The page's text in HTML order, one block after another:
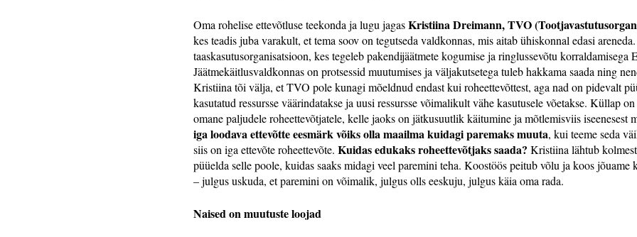
Oma rohelise ettevõtluse teekonda ja lugu jagasKristiina Dreimann, TVO
kes teadis juba varakult, et tema soov on tegutseda valdkonnas, mis aitab ühiskonnal edasi
taaskasutusorganisatsioon, kes tegeleb pakendijäätmete kogumise ja ringlussevõtu korraldamisega
Jäätmekäitlusvaldkonnas on protsessid muutumises ja väljakutsetega tuleb hakkama saada ning
Kristiina tõi välja, et TVO pole kunagi mõeldnud endast kui roheettevõttest, aga nad on pidevalt
kasutatud ressursse väärindatakse ja uusi ressursse võimalikult vähe kasutusele võetakse. Küllap
omane paljudele roheettevõtjatele, kelle jaoks on jätkusuutlik käitumine ja mõtlemisviis iseenesest
iga loodava ettevõtte eesmärk võiks olla maailma kuidagi paremaks muuta, kui teeme seda
siis on iga ettevõte roheettevõte. Kuidas edukaks roheettevõtjaks saada? Kristiina lähtub
püüelda selle poole, kuidas saaks midagi veel paremini teha. Koostöös peitub võlu ja koos jõuame
– julgus uskuda, et paremini on võimalik, julgus olls eeskuju, julgus käia oma rada.
Naised on muutuste loojad